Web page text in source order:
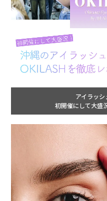
アイラッ
初開催にして大盛